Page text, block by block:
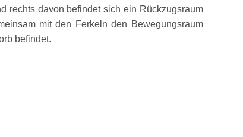
rechts davon befindet sich ein Rückzugsraum
mit den Ferkeln den Bewegungsraum
befindet.